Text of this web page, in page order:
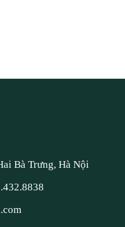
Bà Trưng, Hà Nội